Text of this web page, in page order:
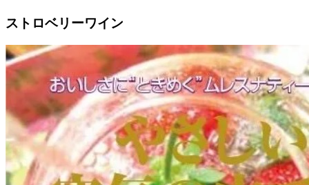
ストロベリーワイン